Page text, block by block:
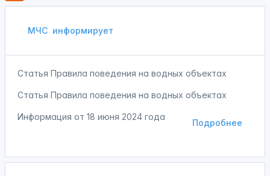
МЧС информирует
Статья Правила поведения на водных объектах
Статья Правила поведения на водных объектах
Подробнее
Информация от 18 июня 2024 года